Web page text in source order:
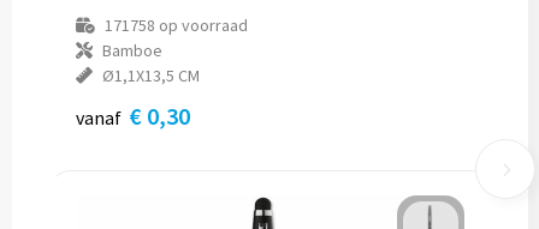
171758 op voorraad
Bamboe
Ø1,1X13,5 CM
vanaf € 0,30